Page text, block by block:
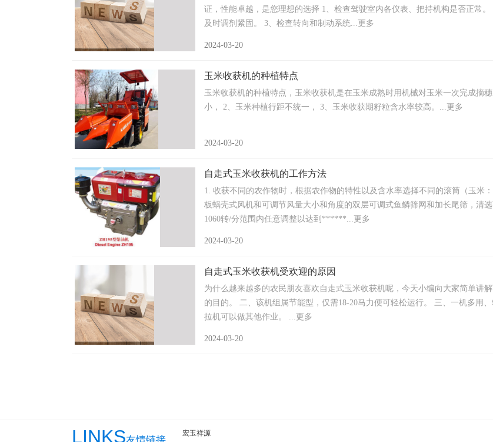
证，性能卓越，是您理想的选择 1、检查驾驶室内各仪表、把持机构是否正常
及时调剂紧固。 3、检查转向和制动系统...更多
2024-03-20
玉米收获机的种植特点
玉米收获机的种植特点，玉米收获机是在玉米成熟时用机械对玉米一次完成摘
小， 2、玉米种植行距不统一， 3、玉米收获期籽粒含水率较高。...更多
2024-03-20
自走式玉米收获机的工作方法
1. 收获不同的农作物时，根据农作物的特性以及含水率选择不同的滚筒（玉米
板蜗壳式风机和可调节风量大小和角度的双层可调式鱼鳞筛网和加长尾筛，清
1060转/分范围内任意调整以达到******...更多
2024-03-20
自走式玉米收获机受欢迎的原因
为什么越来越多的农民朋友喜欢自走式玉米收获机呢，今天小编向大家简单讲
的目的。 二、该机组属节能型，仅需18-20马力便可轻松运行。 三、一机多用
拉机可以做其他作业。 ...更多
2024-03-20
LINKS 宏玉祥源